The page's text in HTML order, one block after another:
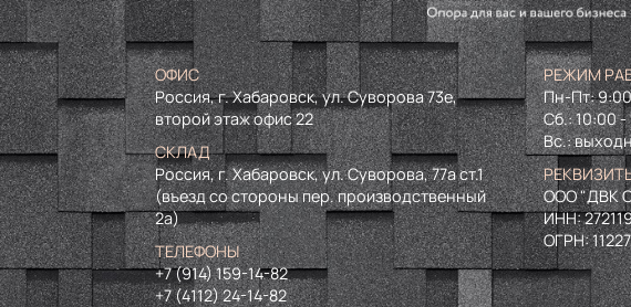
ОФИС
Россия, г. Хабаровск, ул. Суворова 73е,
второй этаж офис 22
СКЛАД
Россия, г. Хабаровск, ул. Суворова, 77а ст.1
(въезд со стороны пер. производственный
2а)
ТЕЛЕФОНЫ
+7 (914) 159-14-82
+7 (4112) 24-14-82
РЕЖИМ
Пн-Пт:
Сб.: 10:00 -
Вс.:
ООО "ДВК
ИНН:
ОГРН: